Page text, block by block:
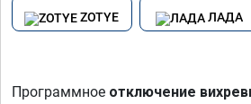
ZOTYE ЛАДА
Программное отключение